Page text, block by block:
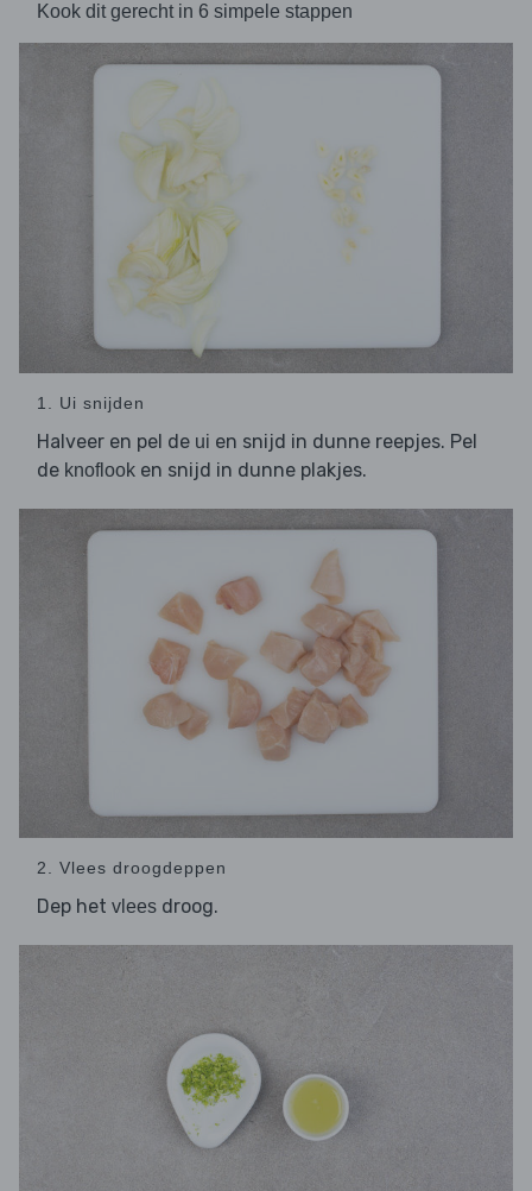
Kook dit gerecht in 6 simpele stappen
1. Ui snijden
Halveer en pel de ui en snijd in dunne reepjes. Pel
de knoflook en snijd in dunne plakjes.
2. Vlees droogdeppen
Dep het vlees droog.